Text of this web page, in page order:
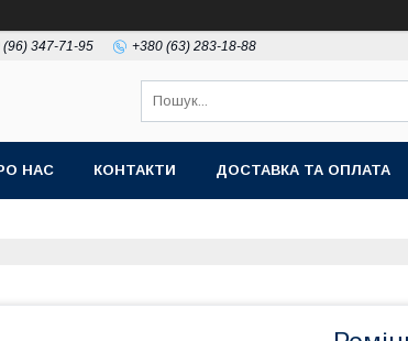
(96) 347-71-95 +380 (63) 283-18-88
НАС КОНТАКТИ ДОСТАВКА ТА ОПЛАТА